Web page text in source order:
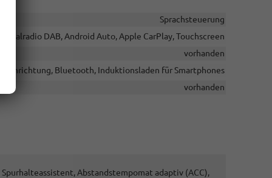
Sprachsteuerung
DAB, Android Auto, Apple CarPlay, Touchscreen
vorhanden
Bluetooth, Induktionsladen für Smartphones
vorhanden
Abstandstempomat adaptiv (ACC),